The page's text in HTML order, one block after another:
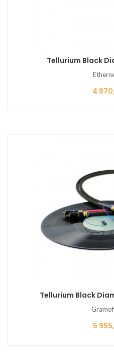
Tellurium Black
Cena
4
Tellurium Black
Cena
5